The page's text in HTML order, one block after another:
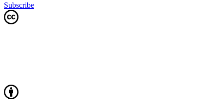
Subscribe